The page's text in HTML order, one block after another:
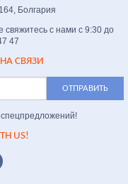
Болгария
свяжитесь с нами с 9:30 до
47
СВЯЗИ
US!